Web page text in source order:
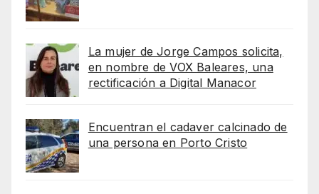
La mujer de Jorge Campos solicita,
en nombre de VOX Baleares, una
rectificación a Digital Manacor
Encuentran el cadaver calcinado de
una persona en Porto Cristo